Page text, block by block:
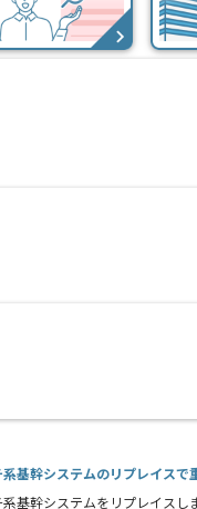
系基幹システムのリプレイスで
系基幹システムをリプレイスし